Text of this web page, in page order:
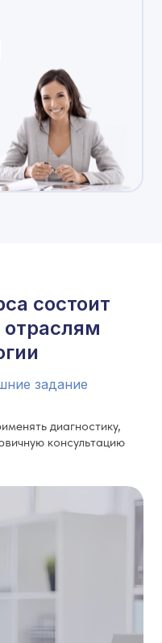
диагностику,
консультацию
задание
состоит
отраслям